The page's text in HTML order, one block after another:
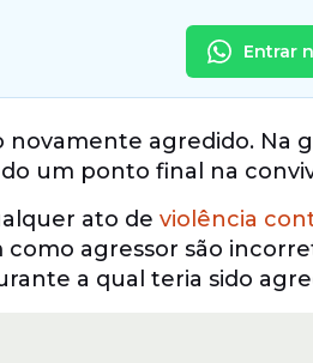
Entrar
agredido. Na
um ponto final na
ato de violência
agressor são
a qual teria sido